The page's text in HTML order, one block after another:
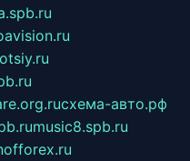
схема-авто.рф
music8.spb.ru